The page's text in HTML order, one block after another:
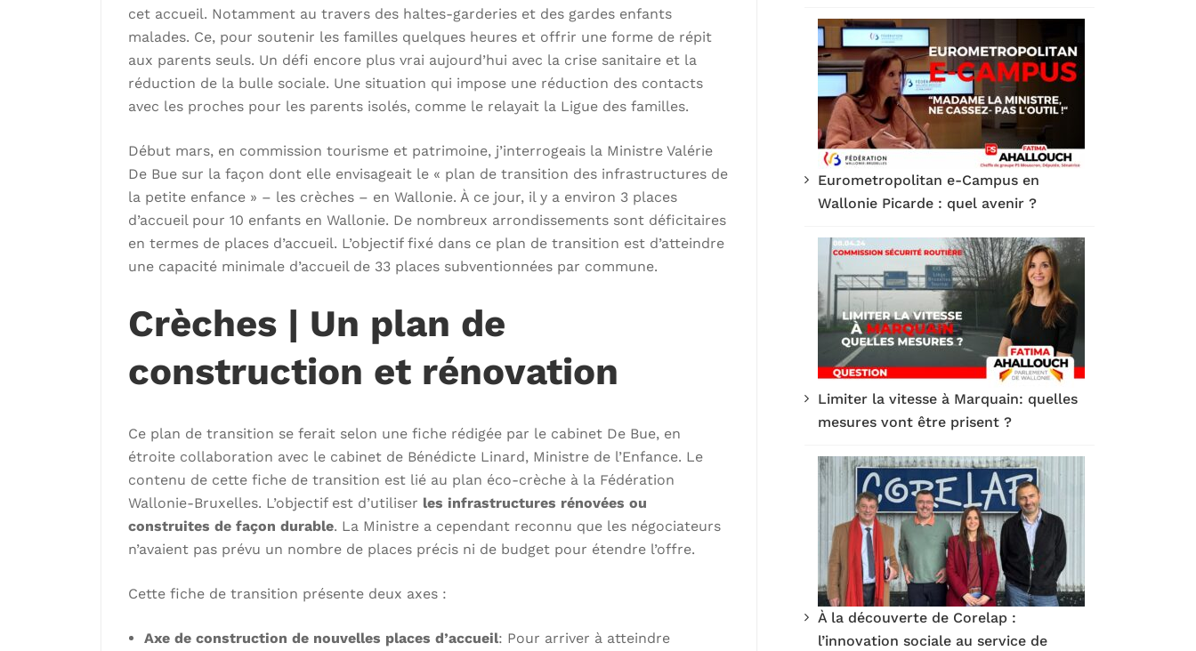
cet accueil. Notamment au travers des haltes-garderies et des gardes enfants
malades. Ce, pour soutenir les familles quelques heures et offrir une forme de répit
aux parents seuls. Un défi encore plus vrai aujourd’hui avec la crise sanitaire et la
réduction de la bulle sociale. Une situation qui impose une réduction des contacts
avec les proches pour les parents isolés, comme le relayait la Ligue des familles.
Début mars, en commission tourisme et patrimoine, j’interrogeais la Ministre Valérie
De Bue sur la façon dont elle envisageait le « plan de transition des infrastructures de
la petite enfance » – les crèches – en Wallonie. À ce jour, il y a environ 3 places
d’accueil pour 10 enfants en Wallonie. De nombreux arrondissements sont déficitaires
en termes de places d’accueil. L’objectif fixé dans ce plan de transition est d’atteindre
une capacité minimale d’accueil de 33 places subventionnées par commune.
Crèches | Un plan de
construction et rénovation
Ce plan de transition se ferait selon une fiche rédigée par le cabinet De Bue, en
étroite collaboration avec le cabinet de Bénédicte Linard, Ministre de l’Enfance. Le
contenu de cette fiche de transition est lié au plan éco-crèche à la Fédération
Wallonie-Bruxelles. L’objectif est d’utiliser les infrastructures rénovées ou
construites de façon durable. La Ministre a cependant reconnu que les négociateurs
n’avaient pas prévu un nombre de places précis ni de budget pour étendre l’offre.
Cette fiche de transition présente deux axes :
Axe de construction de nouvelles places d’accueil: Pour arriver à atteindre
Eurometropolitan e-Campus en
Wallonie Picarde : quel avenir ?
Limiter la vitesse à Marquain: quelles
mesures vont être prisent ?
À la découverte de Corelap :
l’innovation sociale au service de